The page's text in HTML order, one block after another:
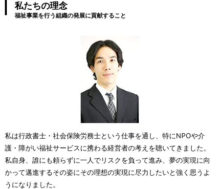
私たちの理念
福祉事業を行う組織の発展に貢献すること
私は行政書士・社会保険労務士という仕事を通し、特にNPOや介
護・障がい福祉サービスに携わる経営者の考えを聴いてきました。
私自身、誰にも頼らずに一人でリスクを負って進み、夢の実現に向
かって邁進するその姿にその理想の実現に尽力したいと強く思うよ
うになりました。